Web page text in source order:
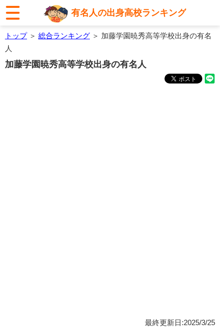
有名人の出身高校ランキング
トップ＞ 総合ランキング ＞ 加藤学園暁秀高等学校出身の有名
人
加藤学園暁秀高等学校出身の有名人
最終更新日:2025/3/25